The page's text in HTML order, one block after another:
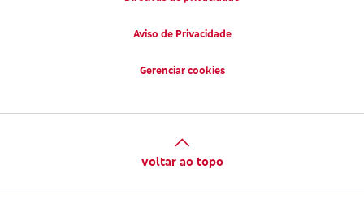
Aviso de Privacidade
Gerenciar cookies
voltar ao topo